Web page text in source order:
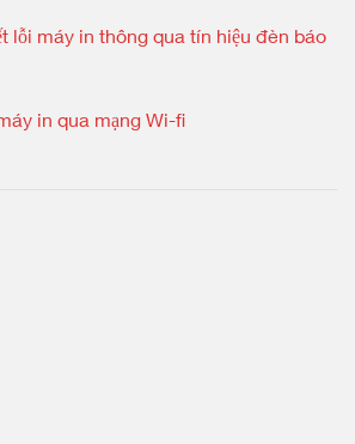
lỗi máy in thông qua tín hiệu đèn báo
in qua mạng Wi-fi